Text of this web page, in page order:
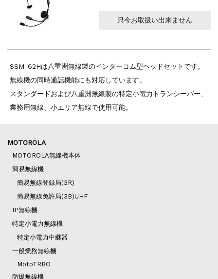
只今お取扱い出来ません
SSM-62Hは八重洲無線製のインターコム型ヘッドセットです。
無線機の同時通話機能にも対応しています。
スタンダードおよび八重洲無線製の特定小電力トランシーバー、
業務用無線、小エリア無線で使用可能。
MOTOROLA
MOTOROLA無線機本体
簡易無線機
簡易無線登録局(3R)
簡易無線免許局(3B)UHF
IP無線機
特定小電力無線機
特定小電力中継器
一般業務無線機
MotoTRBO
防爆無線機